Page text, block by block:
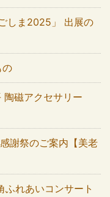
しま2025」 出展の
の
陶磁アクセサリー
謝祭のご案内【美老
ふれあいコンサート